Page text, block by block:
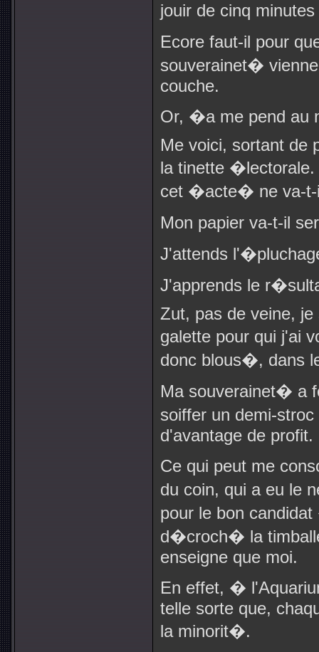
jouir de cinq
Ecore faut-il pour
souverainet�
couche.
Or, �a me pend au
Me voici, sortant de
la tinette
cet �acte� ne va-t-
Mon papier va-t-il
J'attends
J'apprends le
Zut, pas de veine,
galette pour qui j'ai
donc blous�, dans
Ma souverainet� a
soiffer un demi-
d'avantage de profit.
Ce qui peut me
du coin, qui a eu le
pour le bon
d�croch� la
enseigne que moi.
En effet, �
telle sorte que,
la minorit�.